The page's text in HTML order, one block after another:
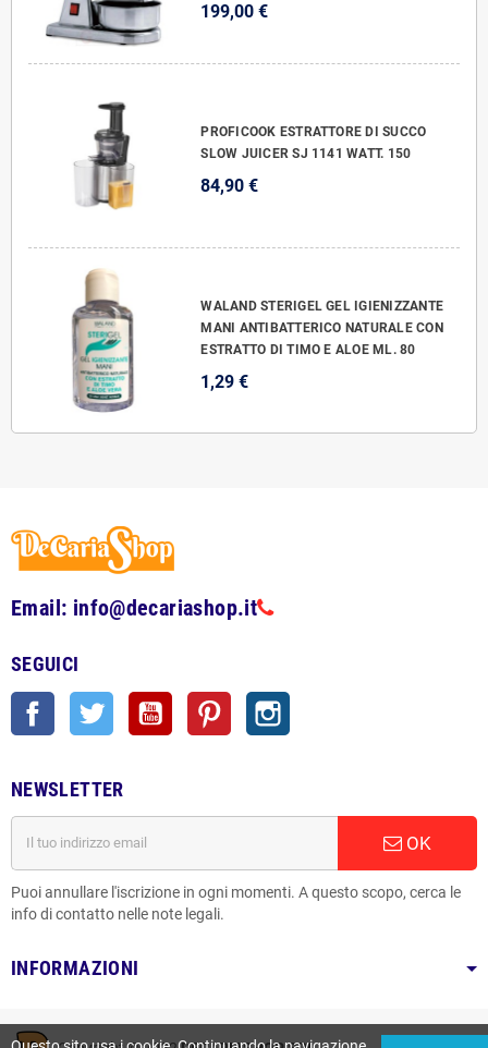
199,00 €
PROFICOOK ESTRATTORE DI SUCCO
SLOW JUICER SJ 1141 WATT. 150
84,90 €
WALAND STERIGEL GEL IGIENIZZANTE
MANI ANTIBATTERICO NATURALE CON
ESTRATTO DI TIMO E ALOE ML. 80
1,29 €
Email: info@decariashop.it
SEGUICI
Facebook Twitter YouTube Pinterest
NEWSLETTER
OK
Puoi annullare l'iscrizione in ogni momenti. A questo scopo, cerca le
info di contatto nelle note legali.
INFORMAZIONI